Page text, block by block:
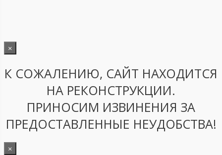
×
К СОЖАЛЕНИЮ, САЙТ НАХОДИТСЯ
НА РЕКОНСТРУКЦИИ.
ПРИНОСИМ ИЗВИНЕНИЯ ЗА
ПРЕДОСТАВЛЕННЫЕ НЕУДОБСТВА!
×